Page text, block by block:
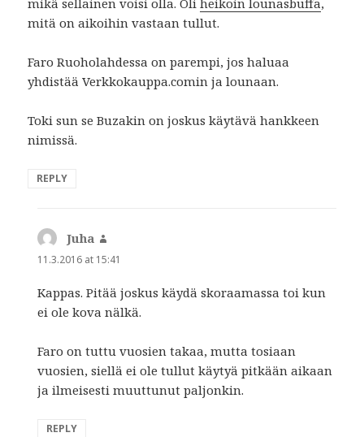
mikä sellainen voisi olla. Oliheikoin lounasbuffa,
mitä on aikoihin vastaan tullut.
Faro Ruoholahdessa on parempi, jos haluaa
yhdistää Verkkokauppa.comin ja lounaan.
Toki sun se Buzakin on joskus käytävä hankkeen
nimissä.
REPLY
Juha
11.3.2016 at 15:41
Kappas. Pitää joskus käydä skoraamassa toi kun
ei ole kova nälkä.
Faro on tuttu vuosien takaa, mutta tosiaan
vuosien, siellä ei ole tullut käytyä pitkään aikaan
ja ilmeisesti muuttunut paljonkin.
REPLY